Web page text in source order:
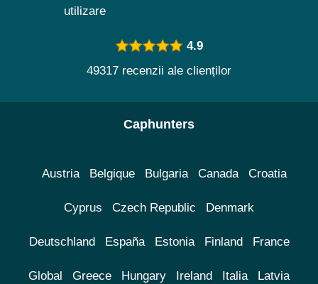
utilizare
4.9
49317 recenzii ale clienților
Caphunters
Austria Belgique Bulgaria Canada Croatia
Cyprus Czech Republic Denmark
Deutschland España Estonia Finland France
Global Greece Hungary Ireland Italia Latvia